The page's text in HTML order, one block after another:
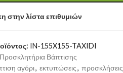
στην λίστα επιθυμιών
IN-155X155-TAXIDI
Προσκλητήρια Βάπτισης
αγόρι, εκτυπώσεις, προσκλήσεις